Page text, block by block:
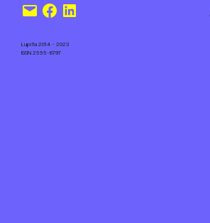
Correo
electrónico
Facebook
LinkedIn
Lupita 2014 – 2023
ISSN 2555-6797